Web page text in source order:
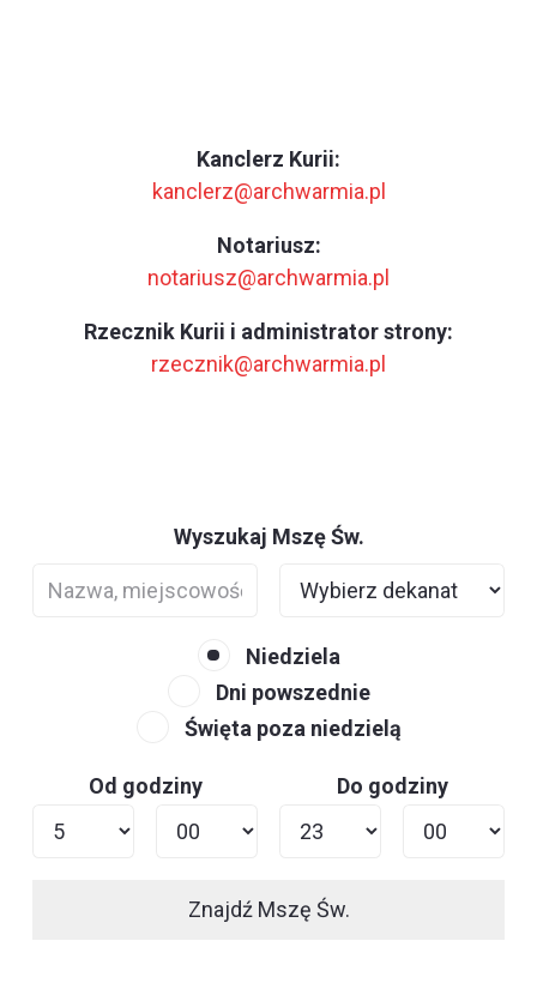
Kanclerz Kurii:
kanclerz@archwarmia.pl
Notariusz:
notariusz@archwarmia.pl
Rzecznik Kurii i administrator strony:
rzecznik@archwarmia.pl
Wyszukaj Mszę Św.
Niedziela
Dni powszednie
Święta poza niedzielą
Od godziny Do godziny
Znajdź Mszę Św.